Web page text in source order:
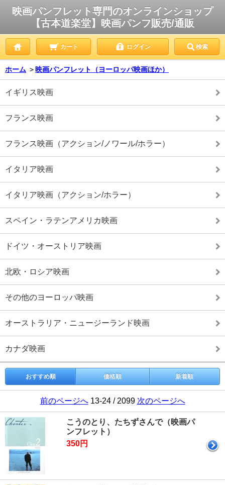
映画パンフレット専門のオンラインショップ
【古本道楽堂】映画パンフ販売/通販
カート ログイン 検索
ホーム ＞ 映画パンフレット（ヨーロッパ映画ほか）
イギリス映画
フランス映画
フランス映画（アクション/ノワール/ホラー）
イタリア映画
イタリア映画（アクション/ホラー）
スペイン・ラテンアメリカ映画
ドイツ・オーストリア映画
北欧・ロシア映画
その他のヨーロッパ映画
オーストラリア・ニュージーランド映画
カナダ映画
おすすめ順 価格順 新着順
前のページへ13-24 / 2099 次のページへ
こうのとり、たちずさんで（映画パ
ンフレット）
350円